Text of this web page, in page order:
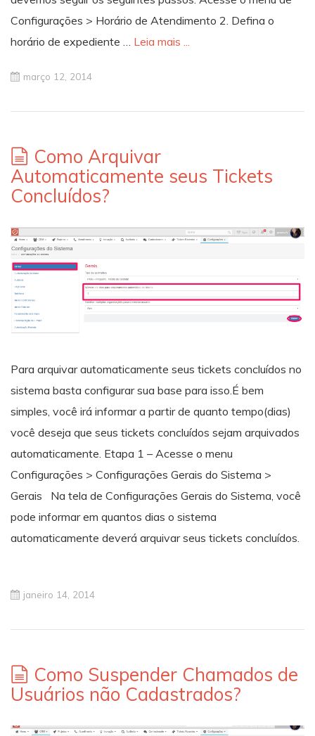
Configurações > Horário de Atendimento 2. Defina o
horário de expediente … Leia mais ...
março 12, 2014
Como Arquivar
Automaticamente seus Tickets
Concluídos?
Para arquivar automaticamente seus tickets concluídos no
sistema basta configurar sua base para isso.É bem
simples, você irá informar a partir de quanto tempo(dias)
você deseja que seus tickets concluídos sejam arquivados
automaticamente. Etapa 1 – Acesse o menu
Configurações > Configurações Gerais do Sistema >
Gerais Na tela de Configurações Gerais do Sistema, você
pode informar em quantos dias o sistema
automaticamente deverá arquivar seus tickets concluídos.
janeiro 14, 2014
Como Suspender Chamados de
Usuários não Cadastrados?